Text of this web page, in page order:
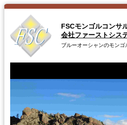
FSCモンゴルコンサ
会社ファーストシス
ブルーオーシャンのモンゴ